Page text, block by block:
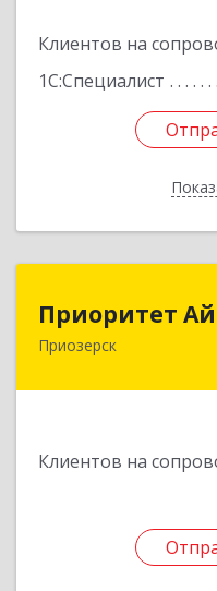
Клиентов на
1С:Специалист
Приоритет
Приозерск
Клиентов на
188760,